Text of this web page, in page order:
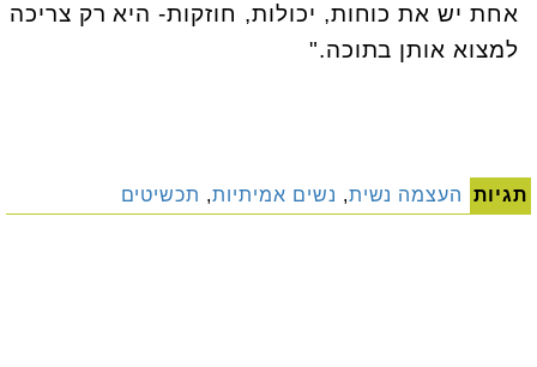
אחת יש את כוחות, יכולות, חוזקות- היא רק צריכה
למצוא אותן בתוכה."
תגיות העצמה נשית, נשים אמיתיות, תכשיטים